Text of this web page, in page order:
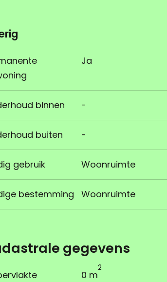
Ja
binnen -
buiten -
gebruik Woonruimte
bestemming Woonruimte
gegevens
0 m
2